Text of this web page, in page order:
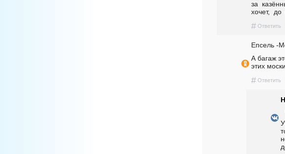
за
хочет,
# Ответить
Епсель -
А багаж
этих
# Ответить